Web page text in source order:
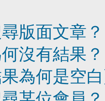
版面文章？
沒有結果？
為何是空